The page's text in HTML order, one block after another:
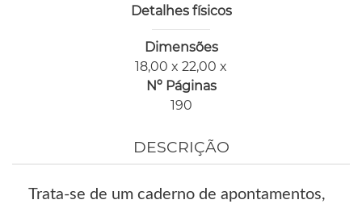
Detalhes físicos
Dimensões
18,00 x 22,00 x
Nº Páginas
190
DESCRIÇÃO
Trata-se de um caderno de apontamentos,